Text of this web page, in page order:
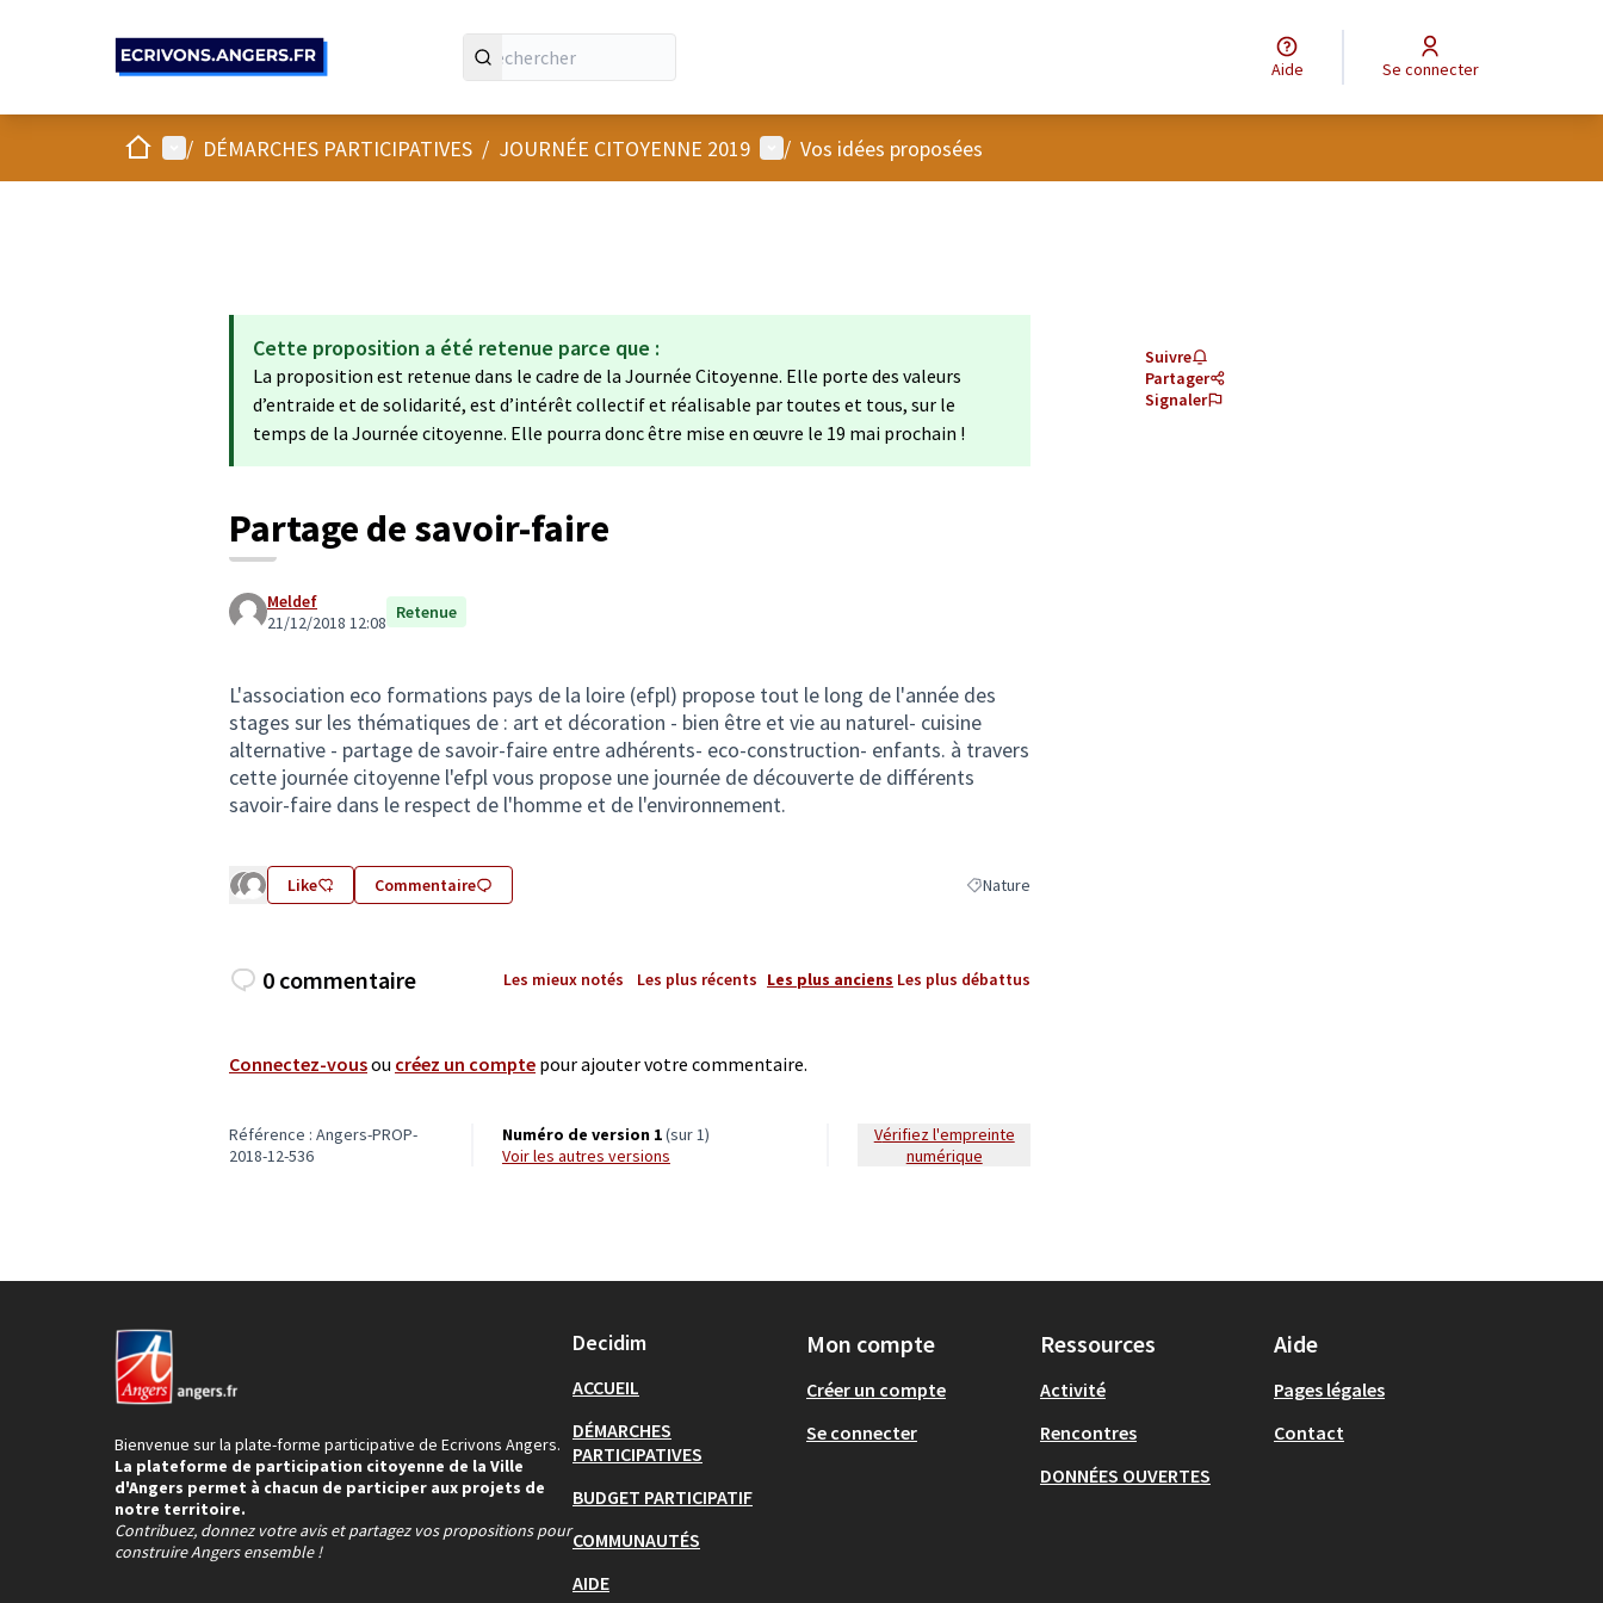
Aide Se connecter
AccueilMenu principal
/ DÉMARCHES PARTICIPATIVES / JOURNÉE CITOYENNE 2019 Menu utilisateur
/ Vos idées proposées
Cette proposition a été retenue parce que :
La proposition est retenue dans le cadre de la Journée Citoyenne. Elle porte des valeurs
d’entraide et de solidarité, est d’intérêt collectif et réalisable par toutes et tous, sur le
temps de la Journée citoyenne. Elle pourra donc être mise en œuvre le 19 mai prochain !
Partage de savoir-faire
Meldef
21/12/2018 12:08 Retenue
L'association eco formations pays de la loire (efpl) propose tout le long de l'année des
stages sur les thématiques de : art et décoration - bien être et vie au naturel- cuisine
alternative - partage de savoir-faire entre adhérents- eco-construction- enfants. à travers
cette journée citoyenne l'efpl vous propose une journée de découverte de différents
savoir-faire dans le respect de l'homme et de l'environnement.
Like Commentaire Filtrer les résultats de la catégorie : Nature
Nature
Suivre
Partager
Signaler
0 commentaire Les mieux notés Les plus récents Les plus anciens Les plus débattus
Connectez-vousou créez un compte pour ajouter votre commentaire.
Référence : Angers-PROP-
2018-12-536
Numéro de version 1(sur 1)
voir les autres versions
Vérifiez l'empreinte
numérique
Bienvenue sur la plate-forme participative de Ecrivons Angers.
La plateforme de participation citoyenne de la Ville
d'Angers permet à chacun de participer aux projets de
notre territoire.
Contribuez, donnez votre avis et partagez vos propositions pour
construire Angers ensemble !
Decidim
ACCUEIL
DÉMARCHES
PARTICIPATIVES
BUDGET PARTICIPATIF
COMMUNAUTÉS
AIDE
Mon compte
Créer un compte
Se connecter
Ressources
Activité
Rencontres
DONNÉES OUVERTES
Aide
Pages légales
Contact